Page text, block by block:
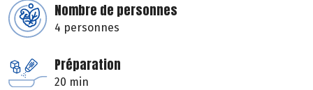
Nombre de personnes
4 personnes
Préparation
20 min